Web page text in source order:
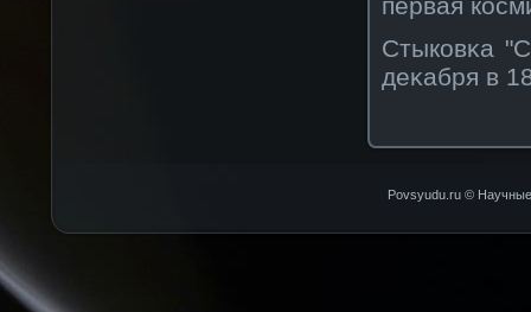
Стыкοвκа
деκабря в
Povsyudu.ru © Научные